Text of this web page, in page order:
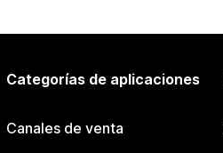
Categorías de aplicaciones
Canales de venta